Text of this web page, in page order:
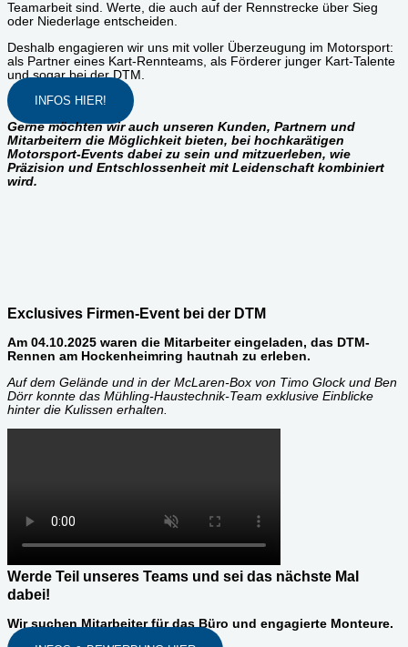
Teamarbeit sind. Werte, die auch auf der Rennstrecke über Sieg
oder Niederlage entscheiden.
Deshalb engagieren wir uns mit voller Überzeugung im Motorsport:
als Partner eines Kart-Rennteams, als Förderer junger Kart-Talente
und sogar bei der DTM.
INFOS HIER!
Gerne möchten wir auch unseren Kunden, Partnern und
Mitarbeitern die Möglichkeit bieten, bei hochkarätigen
Motorsport-Events dabei zu sein und mitzuerleben, wie
Präzision und Entschlossenheit mit Leidenschaft kombiniert
wird.
Exclusives Firmen-Event bei der DTM
Am 04.10.2025 waren die Mitarbeiter eingeladen, das DTM-
Rennen am Hockenheimring hautnah zu erleben.
Auf dem Gelände und in der McLaren-Box von Timo Glock und Ben
Dörr konnte das Mühling-Haustechnik-Team exklusive Einblicke
hinter die Kulissen erhalten.
Werde Teil unseres Teams und sei das nächste Mal
dabei!
Wir suchen Mitarbeiter für das Büro und engagierte Monteure.